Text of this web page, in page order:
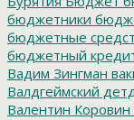
бюджетники
бюджетные
бюджетный
Вадим Зингман
Валдгеймский
Валентин Коровин